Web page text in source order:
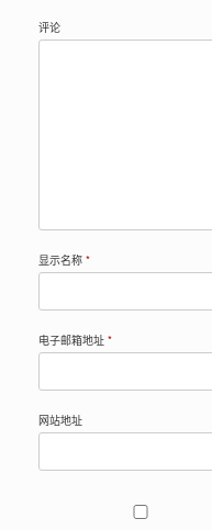
评论
显示名称 *
电子邮箱地址 *
网站地址